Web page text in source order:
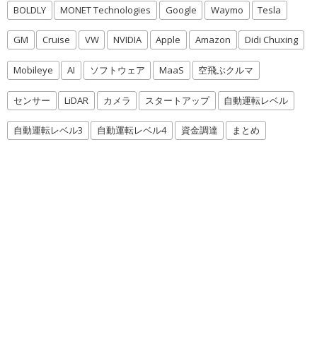
BOLDLY MONET Technologies Google Waymo Tesla
GM Cruise VW NVIDIA Apple Amazon Didi Chuxing
Mobileye AI ソフトウェア MaaS 空飛ぶクルマ
センサー LiDAR カメラ スタートアップ 自動運転レベル
自動運転レベル3 自動運転レベル4 資金調達 まとめ